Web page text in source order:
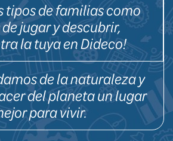
tipos de familias como
jugar y descubrir,
la tuya en Dideco!
de la naturaleza y
del planeta un lugar
para vivir.